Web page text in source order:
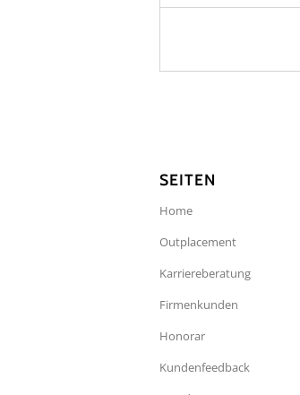
SEITEN
Home
Outplacement
Karriereberatung
Firmenkunden
Honorar
Kundenfeedback